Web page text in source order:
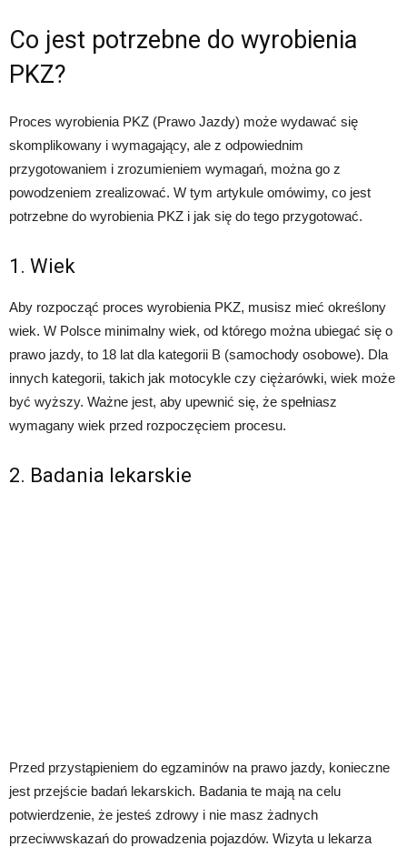
Co jest potrzebne do wyrobienia
PKZ?
Proces wyrobienia PKZ (Prawo Jazdy) może wydawać się
skomplikowany i wymagający, ale z odpowiednim
przygotowaniem i zrozumieniem wymagań, można go z
powodzeniem zrealizować. W tym artykule omówimy, co jest
potrzebne do wyrobienia PKZ i jak się do tego przygotować.
1. Wiek
Aby rozpocząć proces wyrobienia PKZ, musisz mieć określony
wiek. W Polsce minimalny wiek, od którego można ubiegać się o
prawo jazdy, to 18 lat dla kategorii B (samochody osobowe). Dla
innych kategorii, takich jak motocykle czy ciężarówki, wiek może
być wyższy. Ważne jest, aby upewnić się, że spełniasz
wymagany wiek przed rozpoczęciem procesu.
2. Badania lekarskie
Przed przystąpieniem do egzaminów na prawo jazdy, konieczne
jest przejście badań lekarskich. Badania te mają na celu
potwierdzenie, że jesteś zdrowy i nie masz żadnych
przeciwwskazań do prowadzenia pojazdów. Wizyta u lekarza